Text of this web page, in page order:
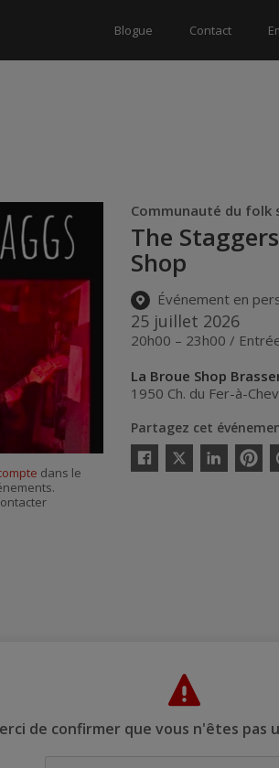
Blogue Contact
Communauté du folk
The
Shop
Événement en
25 juillet 2026
20h00 – 23h00 /
La Broue Shop
1950 Ch. du Fer-à-
Partagez cet
Facebook
Twitter
LinkedinPinterest
dans le
de confirmer que vous n'êtes pas